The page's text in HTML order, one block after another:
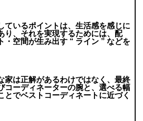
いるポイントは、生活感を感じに
り、 それを実現するためには、配
・空間が生み出す “ ライン ” などを
は正解があるわけではなく、最終
コーディネーターの腕と、 選べる幅
とでベストコーディネートに近づく